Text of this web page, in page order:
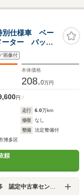
ートヒーター/
アリング/パド
ト/プッシュス
別仕様車 ベー
ーター バック
画像付
本体価格
208.0万円
円
走行 6.0万km
修復
なし
整備
法定整備付
博多区
頼
定中古車センター